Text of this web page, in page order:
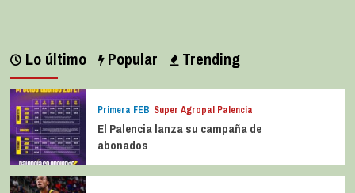
Lo último Popular Trending
Primera FEB Super Agropal Palencia
El Palencia lanza su campaña de
abonados